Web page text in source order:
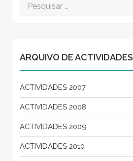
por:
ARQUIVO DE ACTIVIDADES
ACTIVIDADES 2007
ACTIVIDADES 2008
ACTIVIDADES 2009
ACTIVIDADES 2010